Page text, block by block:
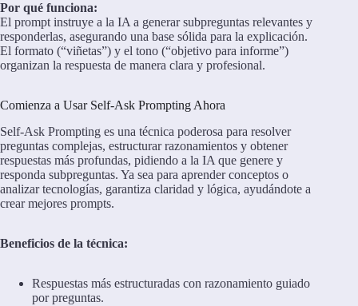
Por qué funciona:
El prompt instruye a la IA a generar subpreguntas relevantes y
responderlas, asegurando una base sólida para la explicación.
El formato (“viñetas”) y el tono (“objetivo para informe”)
organizan la respuesta de manera clara y profesional.
Comienza a Usar Self-Ask Prompting Ahora
Self-Ask Prompting es una técnica poderosa para resolver
preguntas complejas, estructurar razonamientos y obtener
respuestas más profundas, pidiendo a la IA que genere y
responda subpreguntas. Ya sea para aprender conceptos o
analizar tecnologías, garantiza claridad y lógica, ayudándote a
crear mejores prompts.
Beneficios de la técnica:
Respuestas más estructuradas con razonamiento guiado
por preguntas.